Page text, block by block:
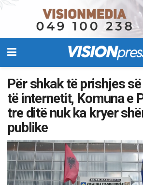
Për shkak të prishjes
të internetit, Komuna e
tre ditë nuk ka kryer
publike